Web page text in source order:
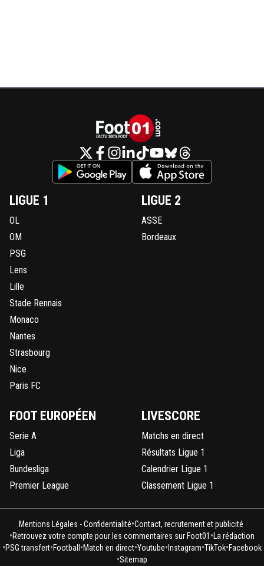
LIGUE 1
OL
OM
PSG
Lens
Lille
Stade Rennais
Monaco
Nantes
Strasbourg
Nice
Paris FC
LIGUE 2
ASSE
Bordeaux
FOOT EUROPÉEN
Serie A
Liga
Bundesliga
Premier League
LIVESCORE
Matchs en direct
Résultats Ligue 1
Calendrier Ligue 1
Classement Ligue 1
Mentions Légales - Confidentialité•Contact, recrutement et publicité
•Retrouvez votre compte pour les commentaires sur Foot01 • La rédaction
•PSG transfert•Football •Match en direct•Youtube• Instagram•TikTok•Facebook
•Sitemap